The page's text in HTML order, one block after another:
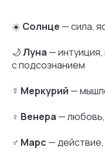
☀️ Солнце — сила,
🌙Луна — интуиция,
с подсознанием
☿ Меркурий —
♀ Венера —
♂ Марс —